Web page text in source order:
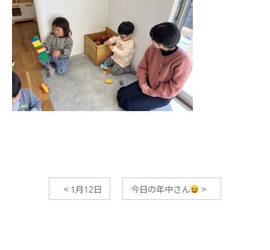
< 1月12日 今日の年中さん >